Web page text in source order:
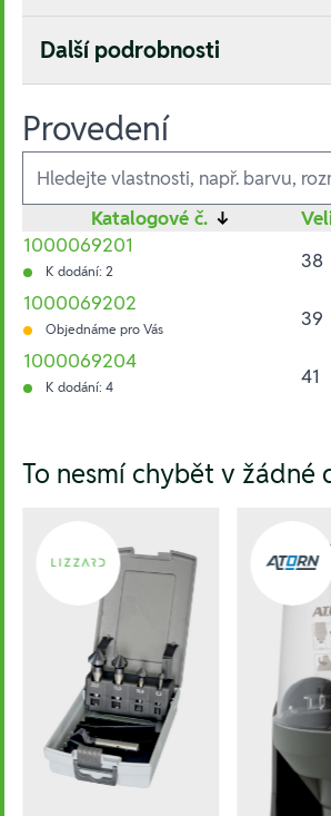
Další podrobnosti
Provedení
Ausführungen
Katalogové č. ↓
1000069201
K dodání: 2 38
1000069202
Objednáme pro Vás 39
1000069204
K dodání: 4 41
To nesmí chybět v žádné